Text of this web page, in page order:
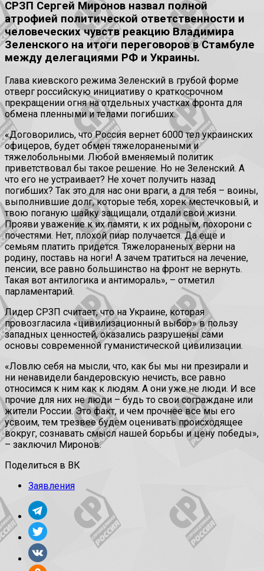
СРЗП Сергей Миронов назвал полной
атрофией политической ответственности и
человеческих чувств реакцию Владимира
Зеленского на итоги переговоров в Стамбуле
между делегациями РФ и Украины.
Глава киевского режима Зеленский в грубой форме
отверг российскую инициативу о краткосрочном
прекращении огня на отдельных участках фронта для
обмена пленными и телами погибших.
«Договорились, что Россия вернет 6000 тел украинских
офицеров, будет обмен тяжелоранеными и
тяжелобольными. Любой вменяемый политик
приветствовал бы такое решение. Но не Зеленский. А
что его не устраивает? Не хочет получить назад
погибших? Так это для нас они враги, а для тебя – воины,
выполнившие долг, которые тебя, хорек местечковый, и
твою поганую шайку защищали, отдали свои жизни.
Прояви уважение к их памяти, к их родным, похорони с
почестями. Нет, плохой пиар получается. Да еще и
семьям платить придется. Тяжелораненых верни на
родину, поставь на ноги! А зачем тратиться на лечение,
пенсии, все равно большинство на фронт не вернуть.
Такая вот антилогика и антимораль», – отметил
парламентарий.
Лидер СРЗП считает, что на Украине, которая
провозгласила «цивилизационный выбор» в пользу
западных ценностей, оказались разрушены сами
основы современной гуманистической цивилизации.
«Ловлю себя на мысли, что, как бы мы ни презирали и
ни ненавидели бандеровскую нечисть, все равно
относимся к ним как к людям. А они уже не люди. И все
прочие для них не люди – будь то свои сограждане или
жители России. Это факт, и чем прочнее все мы его
усвоим, тем трезвее будем оценивать происходящее
вокруг, сознавать смысл нашей борьбы и цену победы»,
– заключил Миронов.
Поделиться в ВК
Заявления